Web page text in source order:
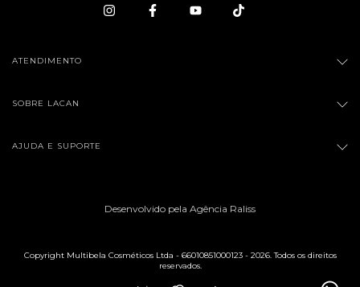
ATENDIMENTO
SOBRE LACAN
AJUDA E SUPORTE
Desenvolvido pela Agência Raliss
Copyright Multibela Cosméticos Ltda - 66010851000123 - 2026. Todos os direitos
reservados.